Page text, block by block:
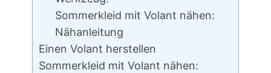
Sommerkleid mit Volant nähen:
Nähanleitung
Einen Volant herstellen
Sommerkleid mit Volant nähen: